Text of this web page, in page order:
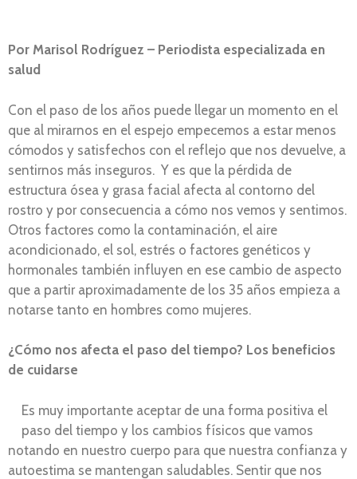
Por Marisol Rodríguez – Periodista especializada en
salud
Con el paso de los años puede llegar un momento en el
que al mirarnos en el espejo empecemos a estar menos
cómodos y satisfechos con el reflejo que nos devuelve, a
sentirnos más inseguros. Y es que la pérdida de
estructura ósea y grasa facial afecta al contorno del
rostro y por consecuencia a cómo nos vemos y sentimos.
Otros factores como la contaminación, el aire
acondicionado, el sol, estrés o factores genéticos y
hormonales también influyen en ese cambio de aspecto
que a partir aproximadamente de los 35 años empieza a
notarse tanto en hombres como mujeres.
¿Cómo nos afecta el paso del tiempo? Los beneficios
de cuidarse
Es muy importante aceptar de una forma positiva el
paso del tiempo y los cambios físicos que vamos
notando en nuestro cuerpo para que nuestra confianza y
autoestima se mantengan saludables. Sentir que nos